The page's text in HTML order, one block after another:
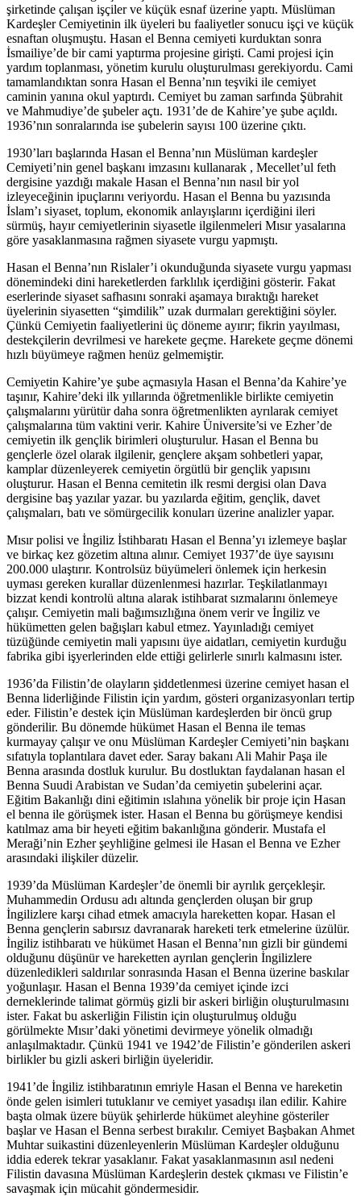
şirketinde çalışan işçiler ve küçük esnaf üzerine yaptı. Müslüman
Kardeşler Cemiyetinin ilk üyeleri bu faaliyetler sonucu işçi ve küçük
esnaftan oluşmuştu. Hasan el Benna cemiyeti kurduktan sonra
İsmailiye’de bir cami yaptırma projesine girişti. Cami projesi için
yardım toplanması, yönetim kurulu oluşturulması gerekiyordu. Cami
tamamlandıktan sonra Hasan el Benna’nın teşviki ile cemiyet
caminin yanına okul yaptırdı. Cemiyet bu zaman sarfında Şübrahit
ve Mahmudiye’de şubeler açtı. 1931’de de Kahire’ye şube açıldı.
1936’nın sonralarında ise şubelerin sayısı 100 üzerine çıktı.
1930’ları başlarında Hasan el Benna’nın Müslüman kardeşler
Cemiyeti’nin genel başkanı imzasını kullanarak , Mecellet’ul feth
dergisine yazdığı makale Hasan el Benna’nın nasıl bir yol
izleyeceğinin ipuçlarını veriyordu. Hasan el Benna bu yazısında
İslam’ı siyaset, toplum, ekonomik anlayışlarını içerdiğini ileri
sürmüş, hayır cemiyetlerinin siyasetle ilgilenmeleri Mısır yasalarına
göre yasaklanmasına rağmen siyasete vurgu yapmıştı.
Hasan el Benna’nın Rislaler’i okunduğunda siyasete vurgu yapması
dönemindeki dini hareketlerden farklılık içerdiğini gösterir. Fakat
eserlerinde siyaset safhasını sonraki aşamaya bıraktığı hareket
üyelerinin siyasetten “şimdilik” uzak durmaları gerektiğini söyler.
Çünkü Cemiyetin faaliyetlerini üç döneme ayırır; fikrin yayılması,
destekçilerin devrilmesi ve harekete geçme. Harekete geçme dönemi
hızlı büyümeye rağmen henüz gelmemiştir.
Cemiyetin Kahire’ye şube açmasıyla Hasan el Benna’da Kahire’ye
taşınır, Kahire’deki ilk yıllarında öğretmenlikle birlikte cemiyetin
çalışmalarını yürütür daha sonra öğretmenlikten ayrılarak cemiyet
çalışmalarına tüm vaktini verir. Kahire Üniversite’si ve Ezher’de
cemiyetin ilk gençlik birimleri oluşturulur. Hasan el Benna bu
gençlerle özel olarak ilgilenir, gençlere akşam sohbetleri yapar,
kamplar düzenleyerek cemiyetin örgütlü bir gençlik yapısını
oluşturur. Hasan el Benna cemitetin ilk resmi dergisi olan Dava
dergisine baş yazılar yazar. bu yazılarda eğitim, gençlik, davet
çalışmaları, batı ve sömürgecilik konuları üzerine analizler yapar.
Mısır polisi ve İngiliz İstihbaratı Hasan el Benna’yı izlemeye başlar
ve birkaç kez gözetim altına alınır. Cemiyet 1937’de üye sayısını
200.000 ulaştırır. Kontrolsüz büyümeleri önlemek için herkesin
uyması gereken kurallar düzenlenmesi hazırlar. Teşkilatlanmayı
bizzat kendi kontrolü altına alarak istihbarat sızmalarını önlemeye
çalışır. Cemiyetin mali bağımsızlığına önem verir ve İngiliz ve
hükümetten gelen bağışları kabul etmez. Yayınladığı cemiyet
tüzüğünde cemiyetin mali yapısını üye aidatları, cemiyetin kurduğu
fabrika gibi işyerlerinden elde ettiği gelirlerle sınırlı kalmasını ister.
1936’da Filistin’de olayların şiddetlenmesi üzerine cemiyet hasan el
Benna liderliğinde Filistin için yardım, gösteri organizasyonları tertip
eder. Filistin’e destek için Müslüman kardeşlerden bir öncü grup
gönderilir. Bu dönemde hükümet Hasan el Benna ile temas
kurmayay çalışır ve onu Müslüman Kardeşler Cemiyeti’nin başkanı
sıfatıyla toplantılara davet eder. Saray bakanı Ali Mahir Paşa ile
Benna arasında dostluk kurulur. Bu dostluktan faydalanan hasan el
Benna Suudi Arabistan ve Sudan’da cemiyetin şubelerini açar.
Eğitim Bakanlığı dini eğitimin ıslahına yönelik bir proje için Hasan
el benna ile görüşmek ister. Hasan el Benna bu görüşmeye kendisi
katılmaz ama bir heyeti eğitim bakanlığına gönderir. Mustafa el
Meraği’nin Ezher şeyhliğine gelmesi ile Hasan el Benna ve Ezher
arasındaki ilişkiler düzelir.
1939’da Müslüman Kardeşler’de önemli bir ayrılık gerçekleşir.
Muhammedin Ordusu adı altında gençlerden oluşan bir grup
İngilizlere karşı cihad etmek amacıyla hareketten kopar. Hasan el
Benna gençlerin sabırsız davranarak hareketi terk etmelerine üzülür.
İngiliz istihbaratı ve hükümet Hasan el Benna’nın gizli bir gündemi
olduğunu düşünür ve hareketten ayrılan gençlerin İngilizlere
düzenledikleri saldırılar sonrasında Hasan el Benna üzerine baskılar
yoğunlaşır. Hasan el Benna 1939’da cemiyet içinde izci
derneklerinde talimat görmüş gizli bir askeri birliğin oluşturulmasını
ister. Fakat bu askerliğin Filistin için oluşturulmuş olduğu
görülmekte Mısır’daki yönetimi devirmeye yönelik olmadığı
anlaşılmaktadır. Çünkü 1941 ve 1942’de Filistin’e gönderilen askeri
birlikler bu gizli askeri birliğin üyeleridir.
1941’de İngiliz istihbaratının emriyle Hasan el Benna ve hareketin
önde gelen isimleri tutuklanır ve cemiyet yasadışı ilan edilir. Kahire
başta olmak üzere büyük şehirlerde hükümet aleyhine gösteriler
başlar ve Hasan el Benna serbest bırakılır. Cemiyet Başbakan Ahmet
Muhtar suikastini düzenleyenlerin Müslüman Kardeşler olduğunu
iddia ederek tekrar yasaklanır. Fakat yasaklanmasının asıl nedeni
Filistin davasına Müslüman Kardeşlerin destek çıkması ve Filistin’e
savaşmak için mücahit göndermesidir.